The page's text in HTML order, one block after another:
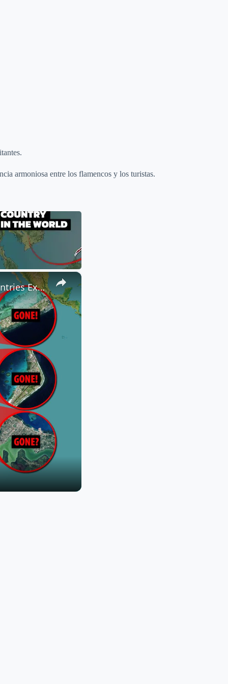
armoniosa entre los flamencos y los turistas.
×
Polynesia is SINKING: Why Climate Change Will Make These Countries Extinct